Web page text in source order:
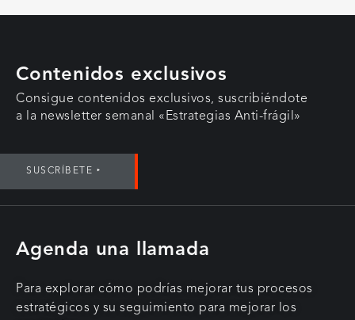
Contenidos exclusivos
Consigue contenidos exclusivos, suscribiéndote
a la newsletter semanal «Estrategias Anti-frágil»
SUSCRÍBETE ‣
Agenda una llamada
Para explorar cómo podrías mejorar tus procesos
estratégicos y su seguimiento para mejorar los